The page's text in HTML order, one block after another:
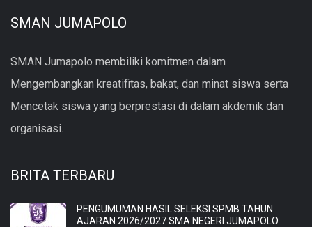
SMAN JUMAPOLO
SMAN Jumapolo membiliki komitmen dalam
Mengembangkan kreatifitas, bakat, dan minat siswa serta
Mencetak siswa yang berprestasi di dalam akdemik dan
organisasi.
BRITA TERBARU
PENGUMUMAN HASIL SELEKSI SPMB TAHUN
AJARAN 2026/2027 SMA NEGERI JUMAPOLO